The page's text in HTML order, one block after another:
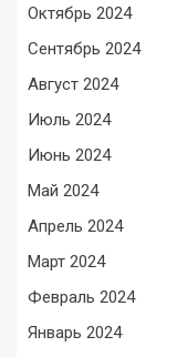
Октябрь 2024
Сентябрь 2024
Август 2024
Июль 2024
Июнь 2024
Май 2024
Апрель 2024
Март 2024
Февраль 2024
Январь 2024